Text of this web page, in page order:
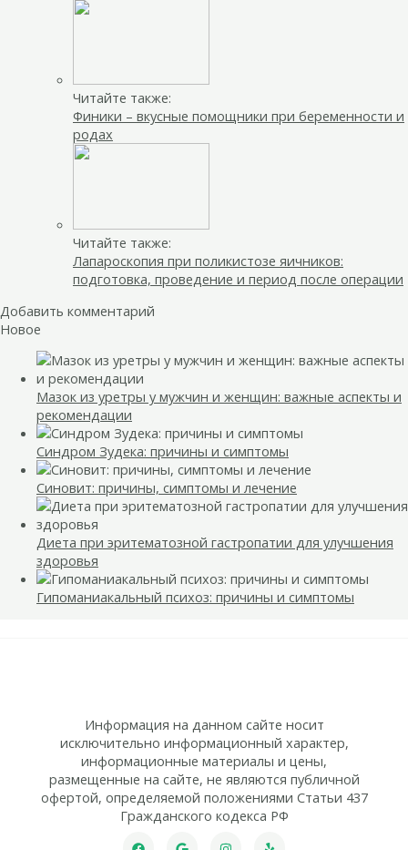
Читайте также:
Финики – вкусные помощники при беременности и
родах
Читайте также:
Лапароскопия при поликистозе яичников:
подготовка, проведение и период после операции
Добавить комментарий
Новое
Мазок из уретры у мужчин и женщин: важные аспекты и
рекомендации
Синдром Зудека: причины и симптомы
Синовит: причины, симптомы и лечение
Диета при эритематозной гастропатии для улучшения
здоровья
Гипоманиакальный психоз: причины и симптомы
Информация на данном сайте носит
исключительно информационный характер,
информационные материалы и цены,
размещенные на сайте, не являются публичной
офертой, определяемой положениями Статьи 437
Гражданского кодекса РФ